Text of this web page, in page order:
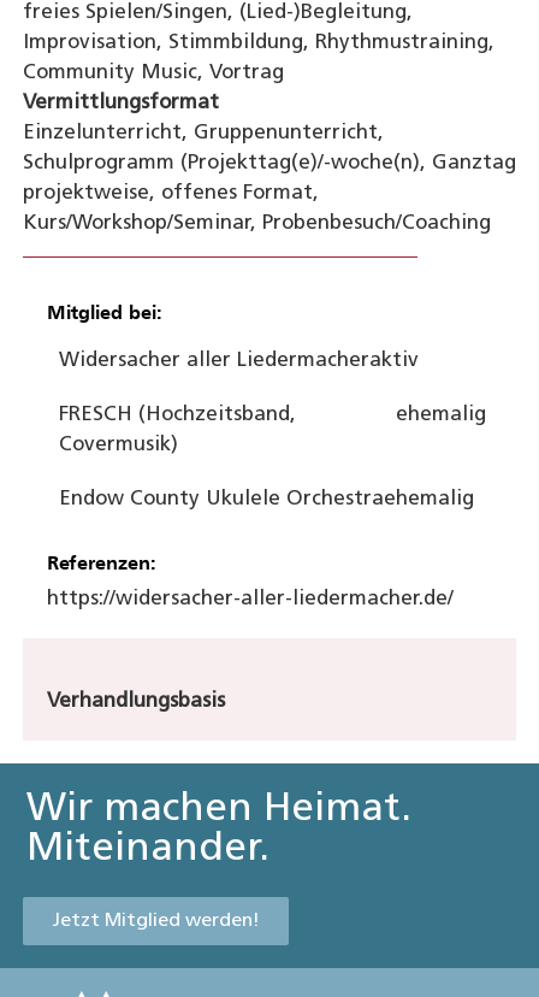
freies Spielen/Singen, (Lied-)Begleitung,
Improvisation, Stimmbildung, Rhythmustraining,
Community Music, Vortrag
Vermittlungsformat
Einzelunterricht, Gruppenunterricht,
Schulprogramm (Projekttag(e)/-woche(n), Ganztag
projektweise, offenes Format,
Kurs/Workshop/Seminar, Probenbesuch/Coaching
Mitglied bei:
Widersacher aller Liedermacheraktiv
FRESCH (Hochzeitsband,
Covermusik)
ehemalig
Endow County Ukulele Orchestraehemalig
Referenzen:
https://widersacher-aller-liedermacher.de/
Verhandlungsbasis
Wir machen Heimat.
Miteinander.
Jetzt Mitglied werden!